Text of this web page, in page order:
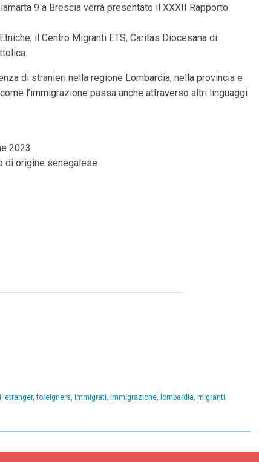
9 a Brescia verrà presentato il XXXII Rapporto
il Centro Migranti ETS, Caritas Diocesana di
di stranieri nella regione Lombardia, nella provincia e
l’immigrazione passa anche attraverso altri linguaggi
2023
di origine senegalese
, etranger,foreigners, immigrati, immigrazione, lombardia, migranti,